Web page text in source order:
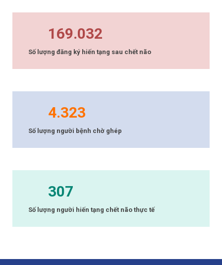
169.032
Số lượng đăng ký hiến tạng sau chết não
4.323
Số lượng người bệnh chờ ghép
307
Số lượng người hiến tạng chết não thực tế